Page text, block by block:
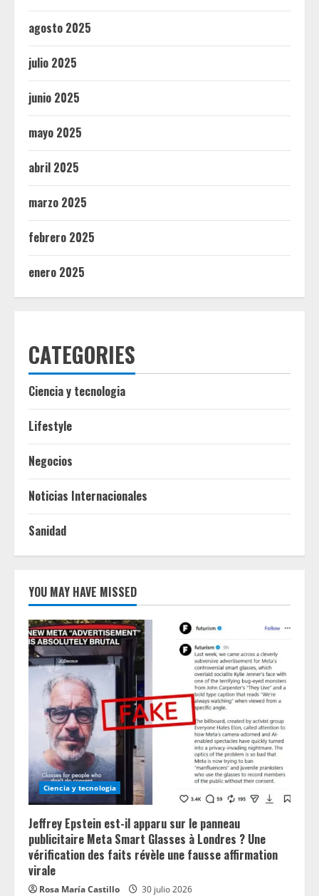
agosto 2025
julio 2025
junio 2025
mayo 2025
abril 2025
marzo 2025
febrero 2025
enero 2025
CATEGORIES
Ciencia y tecnologia
Lifestyle
Negocios
Noticias Internacionales
Sanidad
YOU MAY HAVE MISSED
Ciencia y tecnologia
Jeffrey Epstein est-il apparu sur le panneau
publicitaire Meta Smart Glasses à Londres ? Une
vérification des faits révèle une fausse affirmation
virale
Rosa María Castillo 30 julio 2026